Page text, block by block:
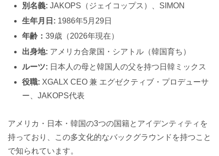
別名義: JAKOPS（ジェイコップス）、SIMON
生年月日: 1986年5月29日
年齢：39歳（2026年現在）
出身地: アメリカ合衆国・シアトル（韓国育ち）
ルーツ: 日本人の母と韓国人の父を持つ日韓ミックス
役職: XGALX CEO 兼 エグゼクティブ・プロデューサ
ー、JAKOPS代表
アメリカ・日本・韓国の3つの国籍とアイデンティティを
持っており、この多文化的なバックグラウンドを持つこと
で知られています。